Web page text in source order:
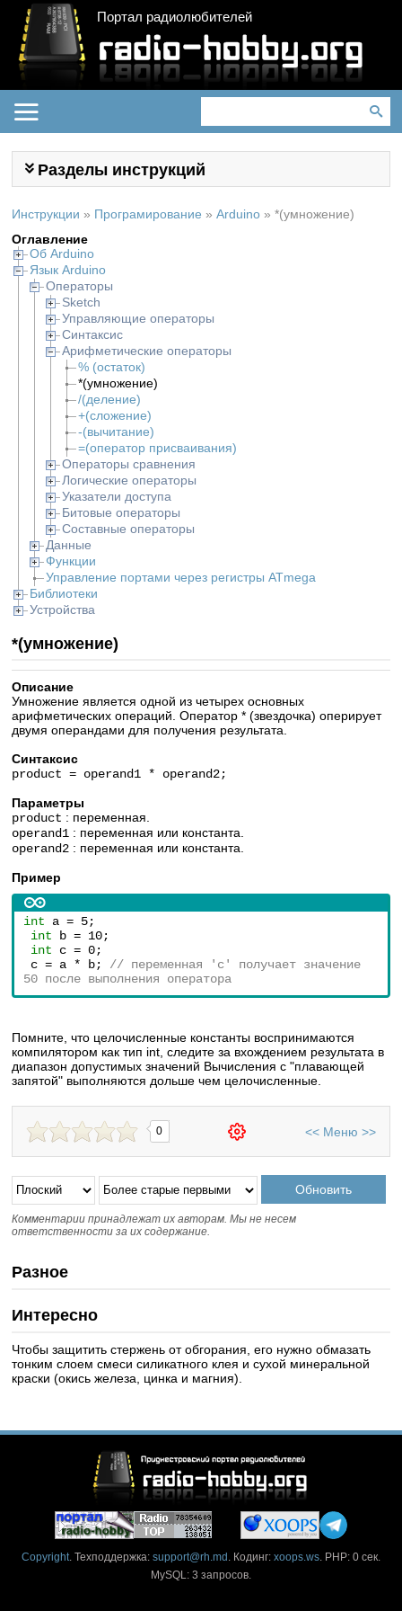
Портал радиолюбителей
Разделы инструкций
Инструкции » Програмирование » Arduino » *(умножение)
Оглавление
Об Arduino
Язык Arduino
Операторы
Sketch
Управляющие операторы
Синтаксис
Арифметические операторы
% (остаток)
*(умножение)
/(деление)
+(сложение)
-(вычитание)
=(оператор присваивания)
Операторы сравнения
Логические операторы
Указатели доступа
Битовые операторы
Составные операторы
Данные
Функции
Управление портами через регистры ATmega
Библиотеки
Устройства
*(умножение)
Описание
Умножение является одной из четырех основных
арифметических операций. Оператор * (звездочка) оперирует
двумя операндами для получения результата.
Синтаксис
product = operand1 * operand2;
Параметры
product : переменная.
operand1 : переменная или константа.
operand2 : переменная или константа.
Пример
int a = 5;
int b = 10;
int c = 0;
c = a * b; // переменная 'c' получает значение
50 после выполнения оператора
Помните, что целочисленные константы воспринимаются
компилятором как тип int, следите за вхождением результата в
диапазон допустимых значений Вычисления с "плавающей
запятой" выполняются дольше чем целочисленные.
0 << Меню >>
Комментарии принадлежат их авторам. Мы не несем
ответственности за их содержание.
Разное
Интересно
Чтобы защитить стержень от обгорания, его нужно обмазать
тонким слоем смеси силикатного клея и сухой минеральной
краски (окись железа, цинка и магния).
Copyright. Техподдержка: support@rh.md . Кодинг: xoops.ws. PHP: 0 сек.
MySQL: 3 запросов.